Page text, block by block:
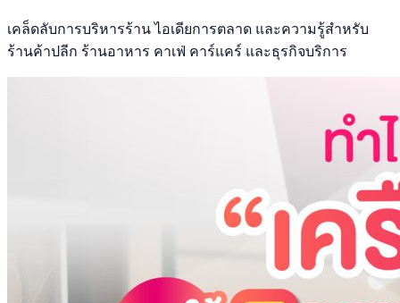
เคล็ดลับการบริหารร้าน ไอเดียการตลาด และความรู้สำหรับ
ร้านค้าปลีก ร้านอาหาร คาเฟ่ คาร์แคร์ และธุรกิจบริการ